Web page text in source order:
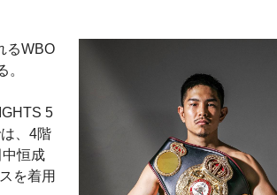
るWBO
。
5
、4階
恒成
を着用